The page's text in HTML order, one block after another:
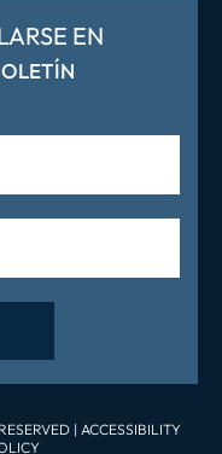
EN
| ACCESSIBILITY